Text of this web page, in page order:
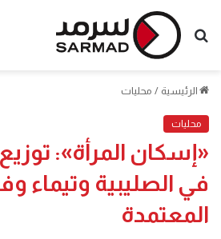
بحث
الرئيسية / محليات
محليات
في الصليبية وتيماء
المعتمدة